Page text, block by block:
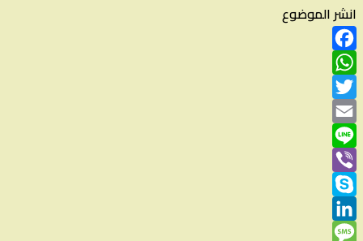
انشر الموضوع
Facebook
WhatsApp
Twitter
Email
Line
Viber
Skype
LinkedIn